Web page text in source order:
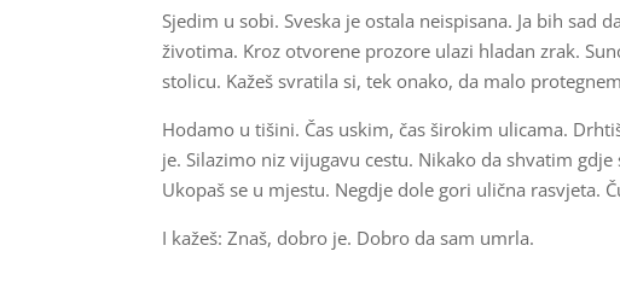
Sjedim u sobi. Sveska je ostala neispisana. Ja bih
životima. Kroz otvorene prozore ulazi hladan zrak.
stolicu. Kažeš svratila si, tek onako, da malo
Hodamo u tišini. Čas uskim, čas širokim ulicama.
je. Silazimo niz vijugavu cestu. Nikako da shvatim
Ukopaš se u mjestu. Negdje dole gori ulična rasvjeta.
I kažeš: Znaš, dobro je. Dobro da sam umrla.